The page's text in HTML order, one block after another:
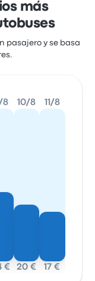
más
pasajero y se basa
8
€
10/8
20 €
11/8
17 €